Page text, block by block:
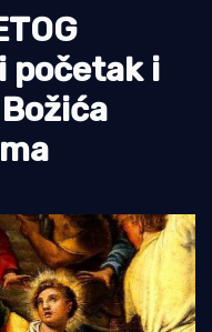
početak i